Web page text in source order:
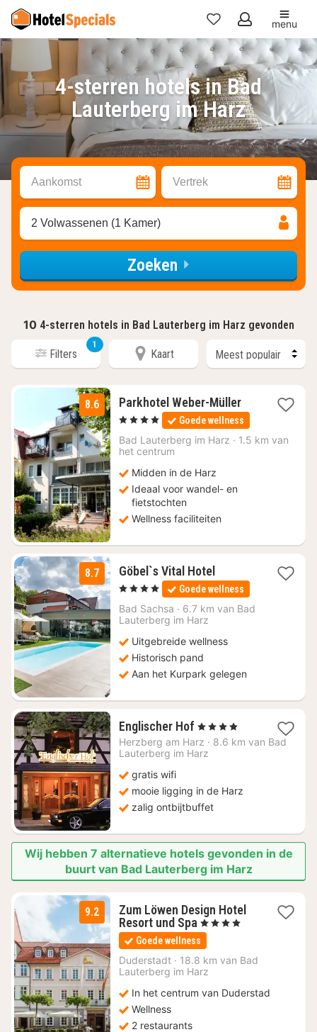
Mijn
favorieten
menu
4-sterren hotels in Bad
Lauterberg im Harz
Aankomst Vertrek
2 Volwassenen (1 Kamer)
Zoeken
10 4-sterren hotels in Bad Lauterberg im Harz gevonden
Filters
1
Kaart
8.6 Parkhotel Weber-Müller1
nacht
vanaf
€
, 4 Sterren Goede wellness
Bad Lauterberg im Harz · 1.5 km van
het centrum
Midden in de Harz
Ideaal voor wandel- en
fietstochten
Wellness faciliteiten
8.7 Göbel`s Vital Hotel1
nacht
vanaf
€
, 4 Sterren Goede wellness
Bad Sachsa · 6.7 km van Bad
Lauterberg im Harz
Uitgebreide wellness
Historisch pand
Aan het Kurpark gelegen
Englischer Hof 1
nacht
vanaf
, 4 Sterren
Herzberg am Harz · 8.6 km van Bad
Lauterberg im Harz
gratis wifi
mooie ligging in de Harz
zalig ontbijtbuffet
Wij hebben 7 alternatieve hotels gevonden in de
buurt van Bad Lauterberg im Harz
9.2
Zum Löwen Design Hotel
Resort und Spa 3
nachten
vanaf
€
86
, 4 Sterren
Goede wellness
Duderstadt · 18.8 km van Bad
Lauterberg im Harz
In het centrum van Duderstad
Wellness
2 restaurants